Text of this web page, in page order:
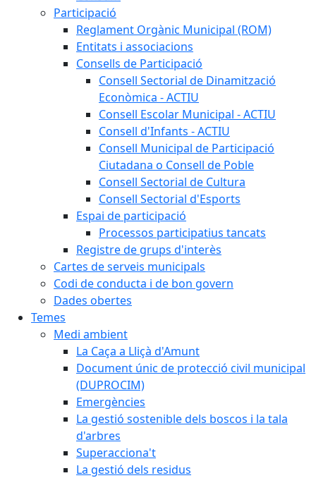
Participació
Reglament Orgànic Municipal (ROM)
Entitats i associacions
Consells de Participació
Consell Sectorial de Dinamització
Econòmica - ACTIU
Consell Escolar Municipal - ACTIU
Consell d'Infants - ACTIU
Consell Municipal de Participació
Ciutadana o Consell de Poble
Consell Sectorial de Cultura
Consell Sectorial d'Esports
Espai de participació
Processos participatius tancats
Registre de grups d'interès
Cartes de serveis municipals
Codi de conducta i de bon govern
Dades obertes
Temes
Medi ambient
La Caça a Lliçà d'Amunt
Document únic de protecció civil municipal
(DUPROCIM)
Emergències
La gestió sostenible dels boscos i la tala
d'arbres
Superacciona't
La gestió dels residus